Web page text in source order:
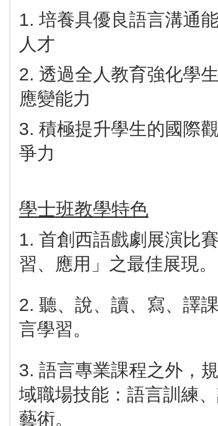
1. 培養具優良語言溝通
人才
2. 透過全人教育強化學
應變能力
3. 積極提升學生的國際
爭力
學士班教學特色
1. 首創西語戲劇展演比
習、應用」之最佳展現。
2. 聽、說、讀、寫、譯
言學習。
3. 語言專業課程之外，
域職場技能：語言訓練
藝術。